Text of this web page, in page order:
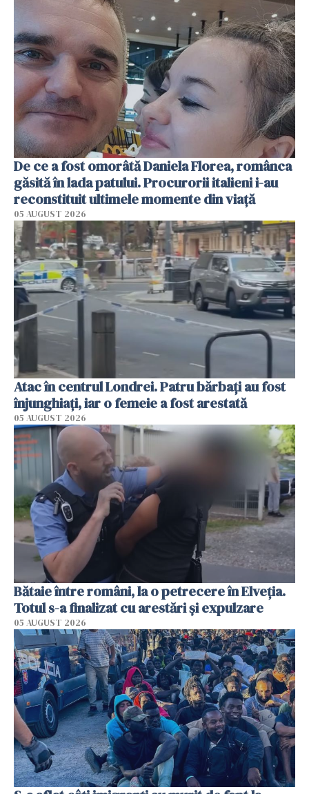
De ce a fost omorâtă Daniela Florea, românca
găsită în lada patului. Procurorii italieni i-au
reconstituit ultimele momente din viață
05 AUGUST 2026
Atac în centrul Londrei. Patru bărbați au fost
înjunghiați, iar o femeie a fost arestată
05 AUGUST 2026
Bătaie între români, la o petrecere în Elveția.
Totul s-a finalizat cu arestări și expulzare
05 AUGUST 2026